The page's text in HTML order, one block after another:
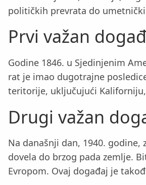
političkih prevrata do
Prvi važan
Godine 1846. u Sjedinjenim
rat je imao dugotrajne
teritorije, uključujući
Drugi važan
Na današnji dan, 1940.
dovela do brzog pada zemlje.
Evropom. Ovaj događaj je